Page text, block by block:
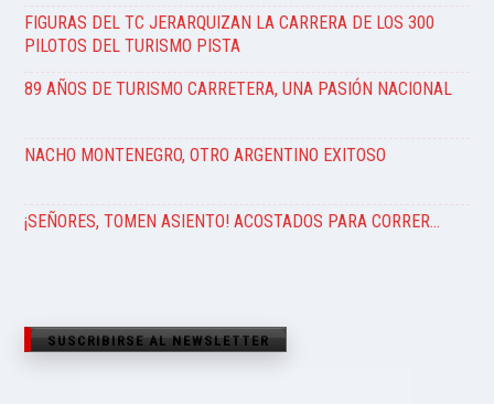
FIGURAS DEL TC JERARQUIZAN LA CARRERA DE LOS 300
PILOTOS DEL TURISMO PISTA
89 AÑOS DE TURISMO CARRETERA, UNA PASIÓN NACIONAL
NACHO MONTENEGRO, OTRO ARGENTINO EXITOSO
¡SEÑORES, TOMEN ASIENTO! ACOSTADOS PARA CORRER…
SUSCRIBIRSE AL NEWSLETTER